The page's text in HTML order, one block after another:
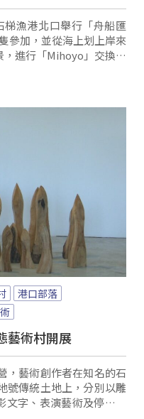
漁港北口舉行「舟船匯
參加，並從海上划上岸來
進行「Mihoyo」交換禮
港口部落
藝術村開展
，藝術創作者在知名的石
號傳統土地上，分別以雕
字、表演藝術及停格動